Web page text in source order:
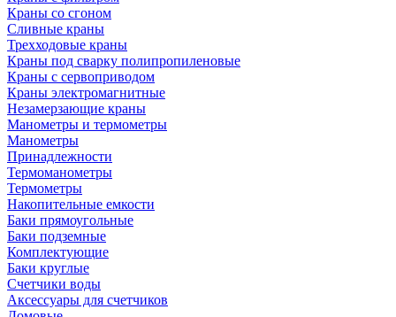
Краны со сгоном
Сливные краны
Трехходовые краны
Краны под сварку полипропиленовые
Краны с сервоприводом
Краны электромагнитные
Незамерзающие краны
Манометры и термометры
Манометры
Принадлежности
Термоманометры
Термометры
Накопительные емкости
Баки прямоугольные
Баки подземные
Комплектующие
Баки круглые
Счетчики воды
Аксессуары для счетчиков